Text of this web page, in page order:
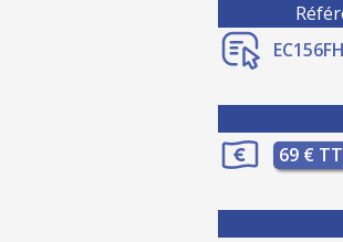
69 €